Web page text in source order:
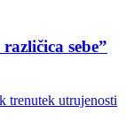
sebe”
trenutek utrujenosti